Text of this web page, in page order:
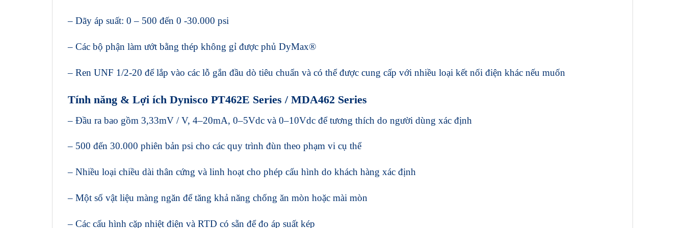
– Dãy áp suất: 0 – 500 đến 0 -30.000 psi
– Các bộ phận làm ướt bằng thép không gỉ được phủ DyMax®
– Ren UNF 1/2-20 để lắp vào các lỗ gắn đầu dò tiêu chuẩn và có thể được cung cấp với nhiều loại kết nối điện khác nếu muốn
Tính năng & Lợi ích Dynisco PT462E Series / MDA462 Series
– Đầu ra bao gồm 3,33mV / V, 4–20mA, 0–5Vdc và 0–10Vdc để tương thích do người dùng xác định
– 500 đến 30.000 phiên bản psi cho các quy trình đùn theo phạm vi cụ thể
– Nhiều loại chiều dài thân cứng và linh hoạt cho phép cấu hình do khách hàng xác định
– Một số vật liệu màng ngăn để tăng khả năng chống ăn mòn hoặc mài mòn
– Các cấu hình cặp nhiệt điện và RTD có sẵn để đo áp suất kép